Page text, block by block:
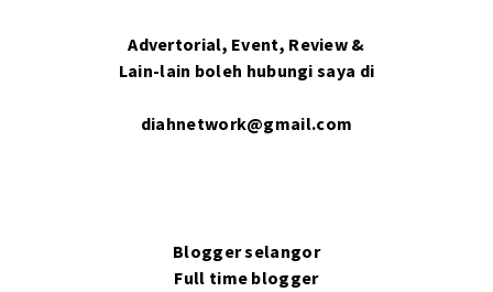
Advertorial, Event, Review &
Lain-lain boleh hubungi saya di
diahnetwork@gmail.com
Blogger selangor
Full time blogger